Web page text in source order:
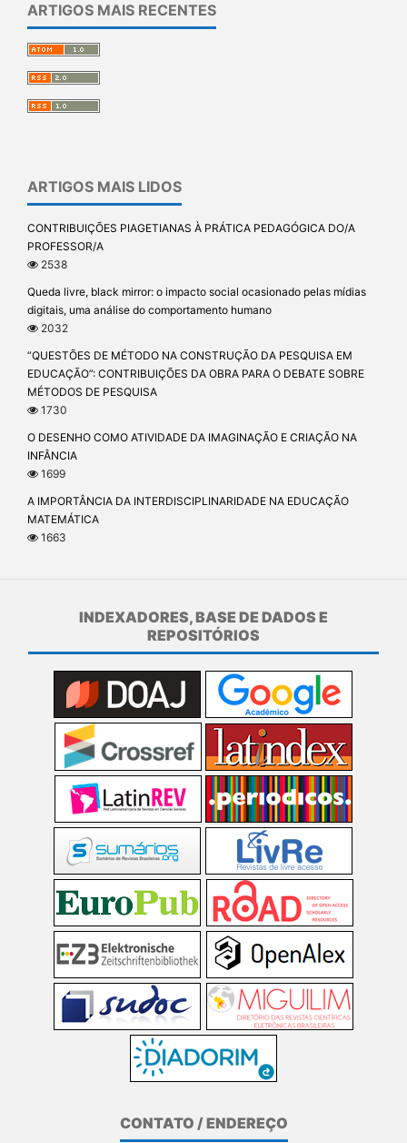
ARTIGOS MAIS RECENTES
ARTIGOS MAIS LIDOS
CONTRIBUIÇÕES PIAGETIANAS À PRÁTICA PEDAGÓGICA DO/A
PROFESSOR/A
2538
Queda livre, black mirror: o impacto social ocasionado pelas mídias
digitais, uma análise do comportamento humano
2032
“QUESTÕES DE MÉTODO NA CONSTRUÇÃO DA PESQUISA EM
EDUCAÇÃO”: CONTRIBUIÇÕES DA OBRA PARA O DEBATE SOBRE
MÉTODOS DE PESQUISA
1730
O DESENHO COMO ATIVIDADE DA IMAGINAÇÃO E CRIAÇÃO NA
INFÂNCIA
1699
A IMPORTÂNCIA DA INTERDISCIPLINARIDADE NA EDUCAÇÃO
MATEMÁTICA
1663
INDEXADORES, BASE DE DADOS E
REPOSITÓRIOS
CONTATO / ENDEREÇO